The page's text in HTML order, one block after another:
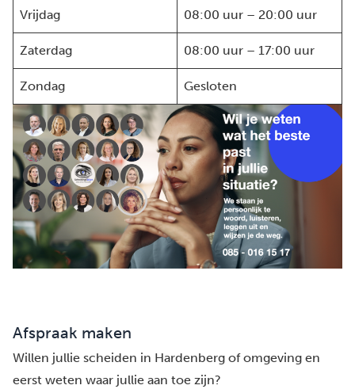
Vrijdag 08:00 uur – 20:00 uur
Zaterdag 08:00 uur – 17:00 uur
Zondag Gesloten
Afspraak maken
Willen jullie scheiden in Hardenberg of omgeving en
eerst weten waar jullie aan toe zijn?